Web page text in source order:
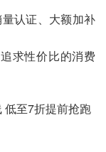
量认证、大额加补
求性价比的消费